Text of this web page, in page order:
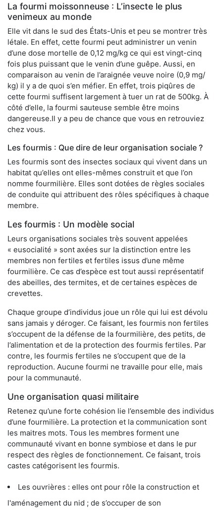
La fourmi moissonneuse : L’insecte le plus
venimeux au monde
Elle vit dans le sud des États-Unis et peu se montrer très
létale. En effet, cette fourmi peut administrer un venin
d’une dose mortelle de 0,12 mg/kg ce qui est vingt-cinq
fois plus puissant que le venin d’une guêpe. Aussi, en
comparaison au venin de l’araignée veuve noire (0,9 mg/
kg) il y a de quoi s’en méfier. En effet, trois piqûres de
cette fourmi suffisent largement à tuer un rat de 500kg. À
côté d’elle, la fourmi sauteuse semble être moins
dangereuse.Il y a peu de chance que vous en retrouviez
chez vous.
Les fourmis : Que dire de leur organisation sociale ?
Les fourmis sont des insectes sociaux qui vivent dans un
habitat qu’elles ont elles-mêmes construit et que l’on
nomme fourmilière. Elles sont dotées de règles sociales
de conduite qui attribuent des rôles spécifiques à chaque
membre.
Les fourmis : Un modèle social
Leurs organisations sociales très souvent appelées
« eusocialité » sont axées sur la distinction entre les
membres non fertiles et fertiles issus d’une même
fourmilière. Ce cas d’espèce est tout aussi représentatif
des abeilles, des termites, et de certaines espèces de
crevettes.
Chaque groupe d’individus joue un rôle qui lui est dévolu
sans jamais y déroger. Ce faisant, les fourmis non fertiles
s’occupent de la défense de la fourmilière, des petits, de
l’alimentation et de la protection des fourmis fertiles. Par
contre, les fourmis fertiles ne s’occupent que de la
reproduction. Aucune fourmi ne travaille pour elle, mais
pour la communauté.
Une organisation quasi militaire
Retenez qu’une forte cohésion lie l’ensemble des individus
d’une fourmilière. La protection et la communication sont
les maitres mots. Tous les membres forment une
communauté vivant en bonne symbiose et dans le pur
respect des règles de fonctionnement. Ce faisant, trois
castes catégorisent les fourmis.
Les ouvrières : elles ont pour rôle la construction et
l'aménagement du nid ; de s’occuper de son